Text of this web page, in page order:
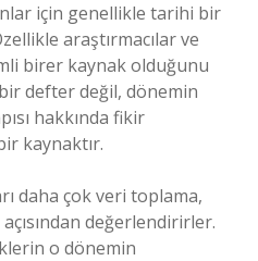
için genellikle tarihi bir
araştırmacılar ve
birer kaynak olduğunu
defter değil, dönemin
hakkında fikir
kaynaktır.
daha çok veri toplama,
değerlendirirler.
o dönemin